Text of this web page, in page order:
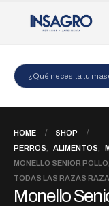
HOME
SHOP
PERROS
ALIMENTOS
MONELLO SENIOR
TODAS LAS RAZAS
Monello